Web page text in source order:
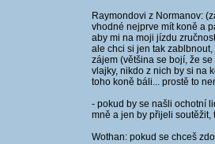
Raymondovi z Normanov:
vhodné nejprve mít koně a
aby mi na moji jízdu
ale chci si jen tak
zájem (většina se bojí, že
vlajky, nikdo z nich by si na
toho koně báli... prostě to
- pokud by se našli ochotní
mně a jen by přijeli soutěžit,
Wothan: pokud se chceš